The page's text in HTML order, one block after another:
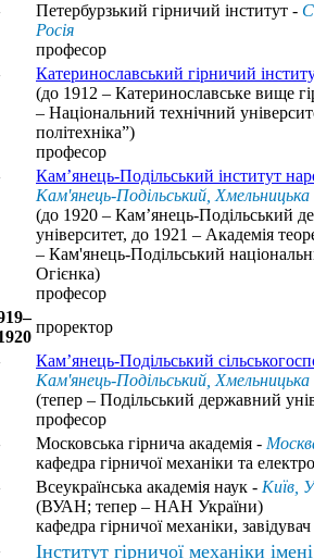
Петербурзький гірничий інститут -
Росія
професор
Катеринославський гірничий
(до 1912 – Катеринославське вище
– Національний технічний
політехніка”)
професор
Кам’янець-Подільський інститут
Кам'янець-Подільський,
(до 1920 – Кам’янець-Подільський
університет, до 1921 – Академія
– Кам'янець-Подільський
Огієнка)
професор
проректор
Кам’янець-Подільський
Кам'янець-Подільський,
(тепер – Подільський державний
професор
Московська гірнича академія -
кафедра гірничої механіки та
Всеукраїнська академія наук - Київ,
(ВУАН; тепер – НАН України)
кафедра гірничої механіки, завідувач
Інститут гірничої механіки